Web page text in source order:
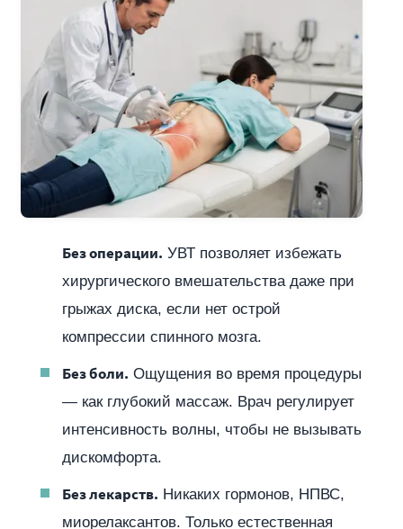
Без операции. УВТ позволяет избежать
хирургического вмешательства даже при
грыжах диска, если нет острой
компрессии спинного мозга.
Без боли. Ощущения во время процедуры
— как глубокий массаж. Врач регулирует
интенсивность волны, чтобы не вызывать
дискомфорта.
Без лекарств. Никаких гормонов, НПВС,
миорелаксантов. Только естественная